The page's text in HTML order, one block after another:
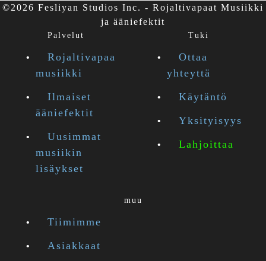
©2026 Fesliyan Studios Inc. - Rojaltivapaat Musiikki
ja ääniefektit
Palvelut
Rojaltivapaa
musiikki
Ilmaiset
ääniefektit
Uusimmat
musiikin
lisäykset
Tuki
Ottaa
yhteyttä
Käytäntö
Yksityisyys
Lahjoittaa
muu
Tiimimme
Asiakkaat